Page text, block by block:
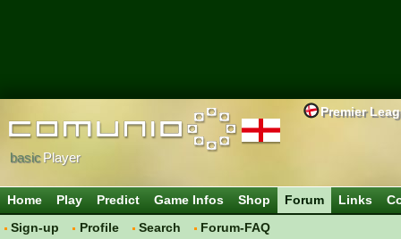
Premier
basicPlayer
Home Play Predict Game Infos Shop
Forum
Sign-up
Profile Search Forum-FAQ
Links